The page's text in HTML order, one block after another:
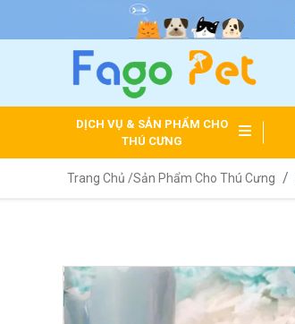
DỊCH VỤ & SẢN PHẨM CHO
THÚ CƯNG
Trang Chủ /Sản Phẩm Cho Thú Cưng